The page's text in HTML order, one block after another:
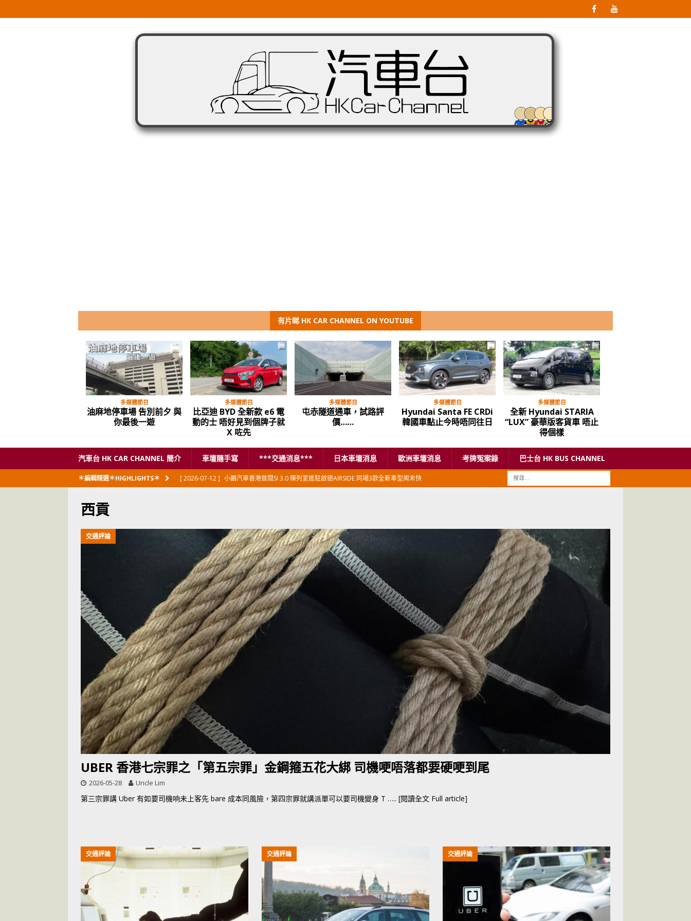
有片睇 HK CAR CHANNEL ON YOUTUBE
多媒體節目
油麻地停車場 告別前夕 與
你最後一遊
多媒體節目
比亞迪 BYD 全新款 e6 電
動的士 唔好見到個牌子就
X 咗先
多媒體節目
屯赤隧道通車，試路評
價……
多媒體節目
Hyundai Santa FE CRDi
韓國車點止今時唔同往日
多媒體節目
全新 Hyundai STARIA
“LUX” 豪華版客貨車 唔止
得個樣
汽車台 HK CAR CHANNEL 簡介 車壇隨手寫 ***交通消息*** 日本車壇消息 歐洲車壇消息 考牌冤案錄 巴士台 HK BUS CHANNEL
＊編輯精選＊HIGHLIGHTS＊ [ 2026-07-12 ] 小鵬汽車香港首間SI 3.0 陳列室進駐啟德AIRSIDE 同場3款全新車型周末快
[ 2026-06-12 ] 「香港車仔展2026」再嚟喇
汽車模型玩具
[ 2026-06-08 ] 新加坡組屋區輕型商用車停車場減租
東南亞汽車
[ 2026-06-08 ] UBER 香港七宗罪之「第七宗罪」一切禍源，由抽盲盒開始
[ 2026-05-28 ] UBER 香港七宗罪之「第六宗罪」愛回家唔止回唔到家 跣司機勁過謝拉特
世紀一跣
交通評論
[ 2026-05-28 ] UBER 香港七宗罪之「第五宗罪」金鋼箍五花大綁 司機哽唔落都要硬哽到
尾
交通評論
[ 2026-05-27 ] 【英國】政府開放申請投入自動駕駛客運車輛服務業
運輸政策
[ 2026-05-24 ] UBER 香港七宗罪之「第四宗罪」Mission Impossible 但 Uber 唔止話之
你！
交通評論
[ 2026-07-14 ]
西貢
交通評論
UBER 香港七宗罪之「第五宗罪」金鋼箍五花大綁 司機哽唔落都要硬哽到尾
2026-05-28 Uncle Lim
第三宗罪講 Uber 有如要司機响未上客先 bare 成本同風險，第四宗罪就講派單可以要司機變身 T ….. [閱讀全文 Full article]
交通評論 交通評論 交通評論